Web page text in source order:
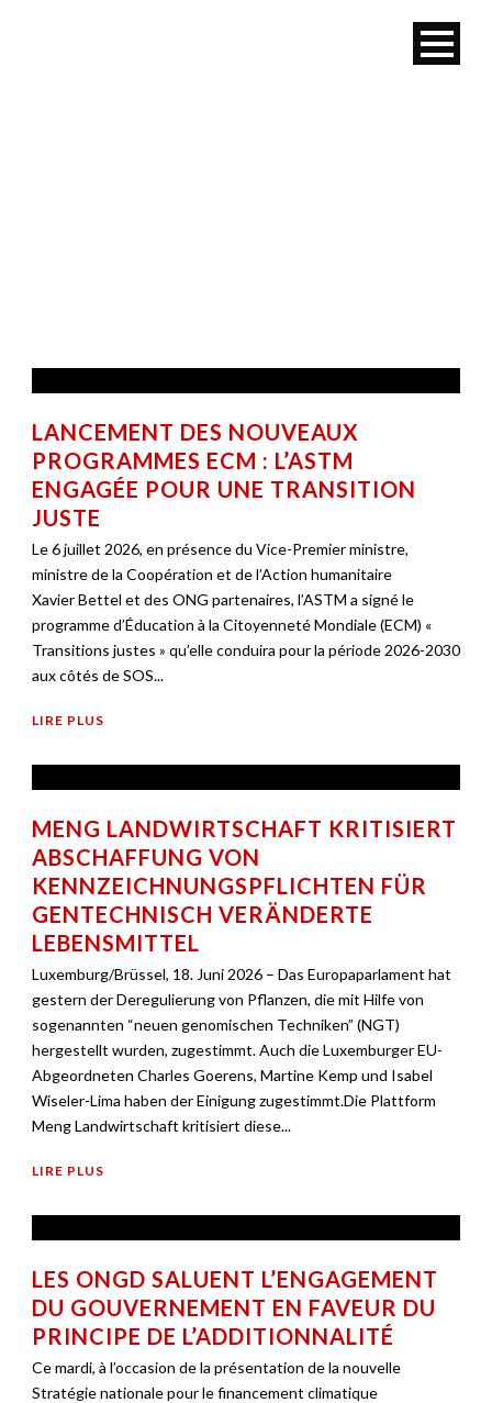
LANCEMENT DES NOUVEAUX
PROGRAMMES ECM : L’ASTM
ENGAGÉE POUR UNE TRANSITION
JUSTE
Le 6 juillet 2026, en présence du Vice-Premier ministre,
ministre de la Coopération et de l’Action humanitaire
Xavier Bettel et des ONG partenaires, l’ASTM a signé le
programme d’Éducation à la Citoyenneté Mondiale (ECM) «
Transitions justes » qu’elle conduira pour la période 2026-2030
aux côtés de SOS...
LIRE PLUS
MENG LANDWIRTSCHAFT KRITISIERT
ABSCHAFFUNG VON
KENNZEICHNUNGSPFLICHTEN FÜR
GENTECHNISCH VERÄNDERTE
LEBENSMITTEL
Luxemburg/Brüssel, 18. Juni 2026 – Das Europaparlament hat
gestern der Deregulierung von Pflanzen, die mit Hilfe von
sogenannten “neuen genomischen Techniken” (NGT)
hergestellt wurden, zugestimmt. Auch die Luxemburger EU-
Abgeordneten Charles Goerens, Martine Kemp und Isabel
Wiseler-Lima haben der Einigung zugestimmt.Die Plattform
Meng Landwirtschaft kritisiert diese...
LIRE PLUS
LES ONGD SALUENT L’ENGAGEMENT
DU GOUVERNEMENT EN FAVEUR DU
PRINCIPE DE L’ADDITIONNALITÉ
Ce mardi, à l’occasion de la présentation de la nouvelle
Stratégie nationale pour le financement climatique